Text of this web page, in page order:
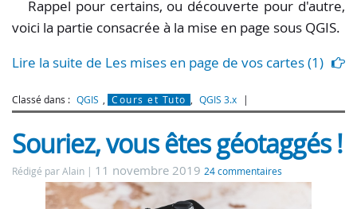
Rappel pour certains, ou découverte pour d'autre,
voici la partie consacrée à la mise en page sous QGIS.
Lire la suite de Les mises en page de vos cartes (1)
Classé dans : QGIS Cours et Tuto QGIS 3.x
Souriez, vous êtes géotaggés !
Rédigé par Alain 11 novembre 2019 24 commentaires